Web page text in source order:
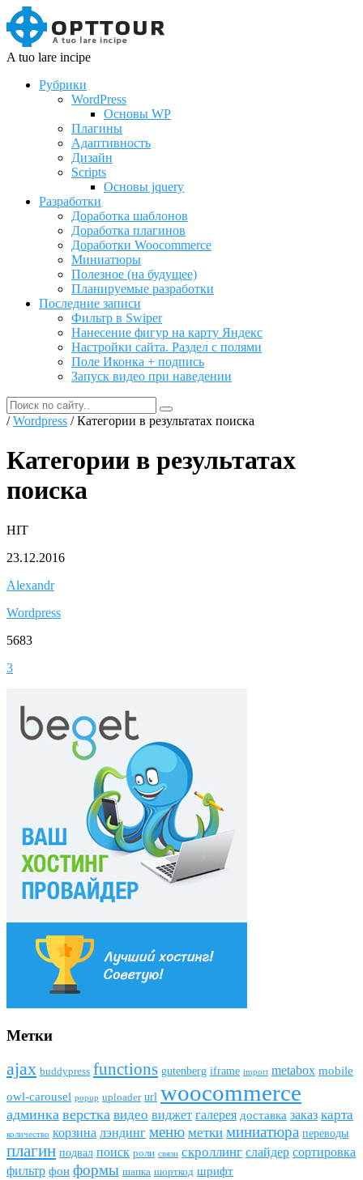
A tuo lare incipe
Рубрики
WordPress
Основы WP
Плагины
Адаптивность
Дизайн
Scripts
Основы jquery
Разработки
Доработка шаблонов
Доработка плагинов
Доработки Woocommerce
Миниатюры
Полезное (на будущее)
Планируемые разработки
Последние записи
Фильтр в Swiper
Нанесение фигур на карту Яндекс
Настройки сайта. Раздел с полями
Поле Иконка + подпись
Запуск видео при наведении
/Wordpress / Категории в результатах поиска
Категории в результатах
поиска
HIT
23.12.2016
Alexandr
Wordpress
5683
3
Метки
ajax buddypress funсtions gutenberg iframe import metabox mobile
owl-carousel popup uploader url woocommerce
админка верстка видео виджет галерея доставка заказ карта
количество корзина лэндинг меню метки миниатюра переводы
плагин подвал поиск роли связи скроллинг слайдер сортировка
фильтр фон формы шапка шорткод шрифт